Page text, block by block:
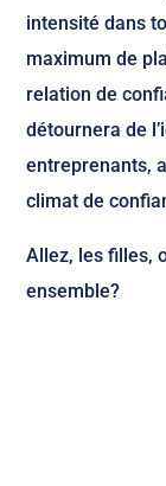
intensité dans
maximum de
relation de
détournera de
entreprenants,
climat de
Allez, les filles,
ensemble?